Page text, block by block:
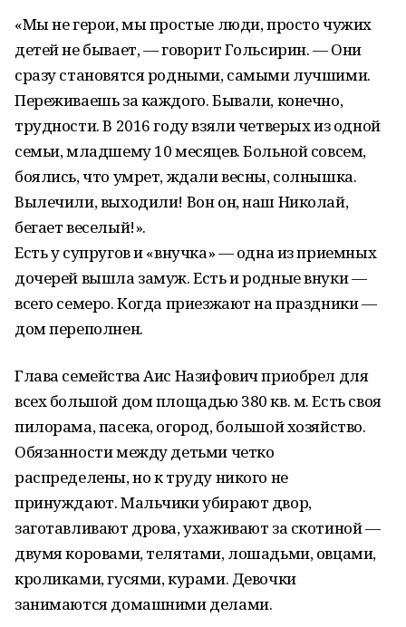
«Мы не герои, мы простые люди, просто чужих
детей не бывает, — говорит Гольсирин. — Они
сразу становятся родными, самыми лучшими.
Переживаешь за каждого. Бывали, конечно,
трудности. В 2016 году взяли четверых из одной
семьи, младшему 10 месяцев. Больной совсем,
боялись, что умрет, ждали весны, солнышка.
Вылечили, выходили! Вон он, наш Николай,
бегает веселый!».
Есть у супругов и «внучка» — одна из приемных
дочерей вышла замуж. Есть и родные внуки —
всего семеро. Когда приезжают на праздники —
дом переполнен.
Глава семейства Аис Назифович приобрел для
всех большой дом площадью 380 кв. м. Есть своя
пилорама, пасека, огород, большой хозяйство.
Обязанности между детьми четко
распределены, но к труду никого не
принуждают. Мальчики убирают двор,
заготавливают дрова, ухаживают за скотиной —
двумя коровами, телятами, лошадьми, овцами,
кроликами, гусями, курами. Девочки
занимаются домашними делами.